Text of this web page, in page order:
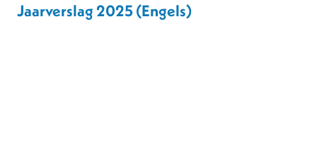
Jaarverslag 2025 (Engels)